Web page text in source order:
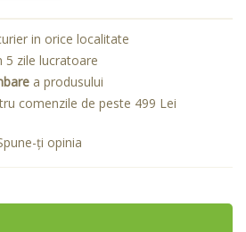
in orice localitate
5 zile lucratoare
a produsului
comenzile de peste 499 Lei
ţi opinia